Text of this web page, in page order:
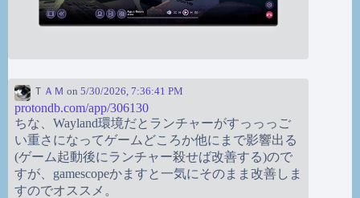
ＴＡＭ on 5/30/2026, 7:36:41 PM
protondb.com/app/306130
ちな、Wayland環境だとランチャーがすっっっご
い重さになってゲームどころか他にまで影響出る
(ゲーム起動後にランチャー殺せば改善する)ので
すが、gamescopeかますと一気にそのまま改善しま
すのでオススメ。